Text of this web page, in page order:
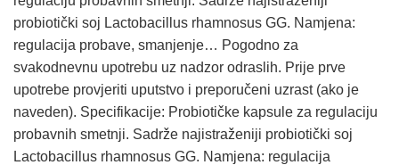
probiotički soj Lactobacillus rhamnosus GG. Namjena:
regulacija probave, smanjenje… Pogodno za
svakodnevnu upotrebu uz nadzor odraslih. Prije prve
upotrebe provjeriti uputstvo i preporučeni uzrast (ako je
naveden). Specifikacije: Probiotičke kapsule za regulaciju
probavnih smetnji. Sadrže najistraženiji probiotički soj
Lactobacillus rhamnosus GG. Namjena: regulacija